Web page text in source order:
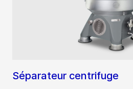
Séparateur centrifuge